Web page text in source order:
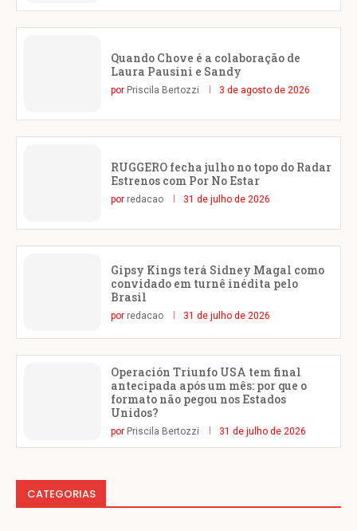
Quando Chove é a colaboração de
Laura Pausini e Sandy
por Priscila Bertozzi 3 de agosto de 2026
RUGGERO fecha julho no topo do Radar
Estrenos com Por No Estar
por redacao 31 de julho de 2026
Gipsy Kings terá Sidney Magal como
convidado em turnê inédita pelo
Brasil
por redacao 31 de julho de 2026
Operación Triunfo USA tem final
antecipada após um mês: por que o
formato não pegou nos Estados
Unidos?
por Priscila Bertozzi 31 de julho de 2026
CATEGORIAS